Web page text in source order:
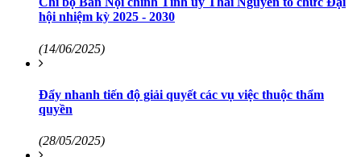
hội nhiệm kỳ 2025 - 2030
(14/06/2025)
Đẩy nhanh tiến độ giải quyết các vụ việc thuộc thẩm
quyền
(28/05/2025)